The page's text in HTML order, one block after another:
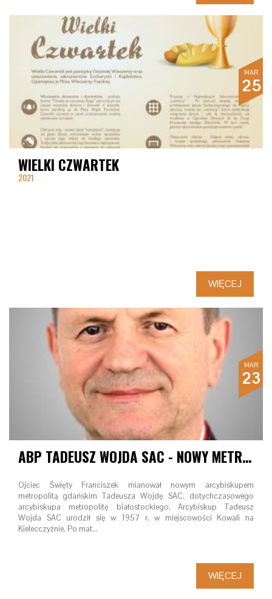
MAR
25
WIELKI CZWARTEK
2021
WIĘCEJ
MAR
23
ABP TADEUSZ WOJDA SAC - NOWY METROPOLITA GDAŃSKI
Ojciec Święty Franciszek mianował nowym arcybiskupem
metropolitą gdańskim Tadeusza Wojdę SAC, dotychczasowego
arcybiskupa metropolitę białostockiego. Arcybiskup Tadeusz
Wojda SAC urodził się w 1957 r. w miejscowości Kowali na
Kielecczyźnie. Po mat…
WIĘCEJ